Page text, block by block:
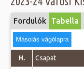
Fordulók Tabella
Másolás vágólapra
H. Csapat